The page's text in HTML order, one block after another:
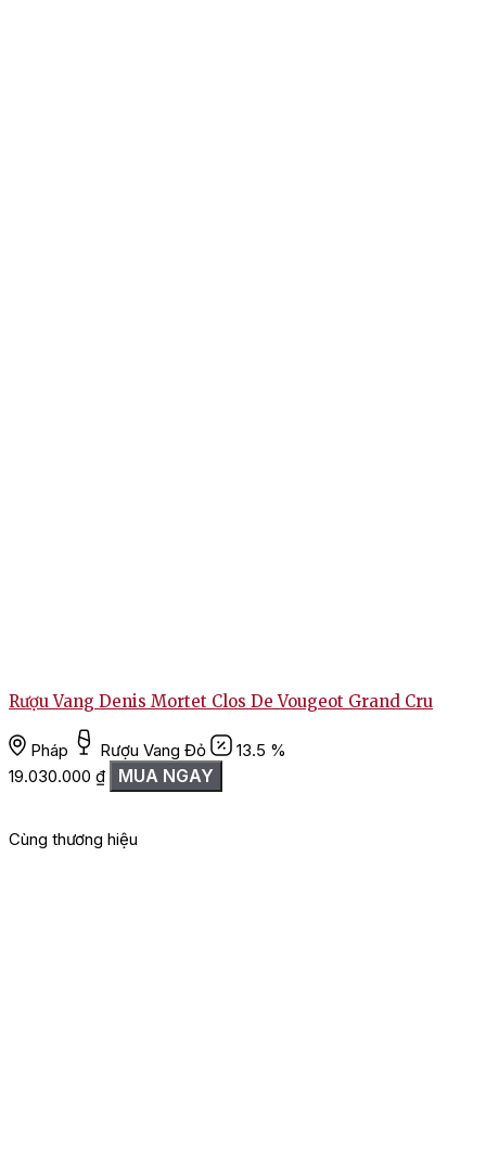
Rượu Vang Denis Mortet Clos De Vougeot Grand Cru
Pháp Rượu Vang Đỏ
13.5 %
19.030.000 ₫ MUA NGAY
Cùng thương hiệu